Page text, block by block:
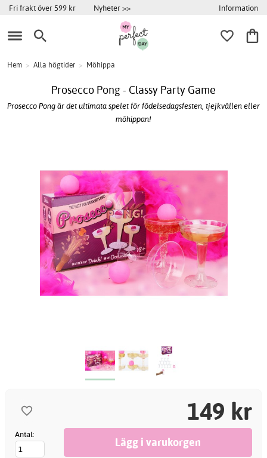
Fri frakt över 599 kr Nyheter >> Information
Hem > Alla högtider > Möhippa
Prosecco Pong - Classy Party Game
Prosecco Pong är det ultimata spelet för födelsedagsfesten, tjejkvällen eller
möhippan!
149 kr
Antal: